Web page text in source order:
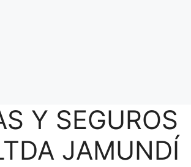
Y SEGUROS
JAMUNDÍ